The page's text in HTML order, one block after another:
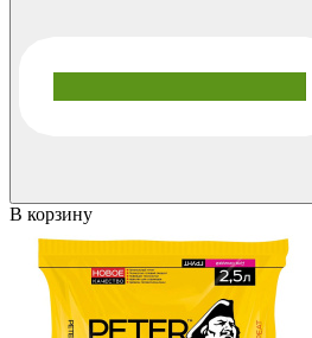
В корзину